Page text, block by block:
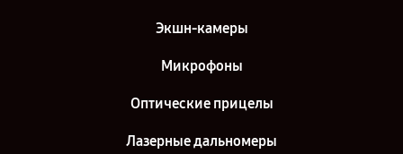
Экшн-камеры
Микрофоны
Оптические прицелы
Лазерные дальномеры